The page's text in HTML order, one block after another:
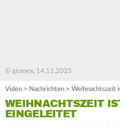
© glomex, 14.11.2025
Video > Nachrichten > Weihnachtszeit
WEIHNACHTSZEIT
EINGELEITET